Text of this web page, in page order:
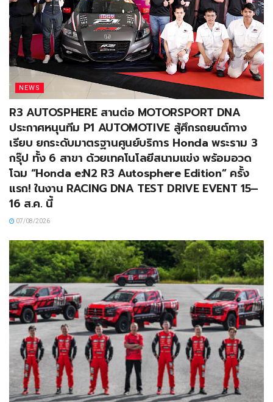
NEWS
R3 AUTOSPHERE สานต่อ MOTORSPORT DNA
ประกาศหนุนทีม P1 AUTOMOTIVE สู้ศึกรถยนต์ทาง
เรียบ ยกระดับมาตรฐานศูนย์บริการ Honda พระราม 3
กรุ๊ป ทั้ง 6 สาขา ด้วยเทคโนโลยีสนามแข่ง พร้อมอวด
โฉม “Honda e:N2 R3 Autosphere Edition” ครั้ง
แรก! ในงาน RACING DNA TEST DRIVE EVENT 15–
16 ส.ค. นี้
07/08/2026